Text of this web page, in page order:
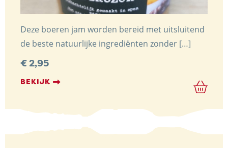
Deze boeren jam worden bereid met uitsluitend
de beste natuurlijke ingrediënten zonder […]
€2,95
BEKIJK